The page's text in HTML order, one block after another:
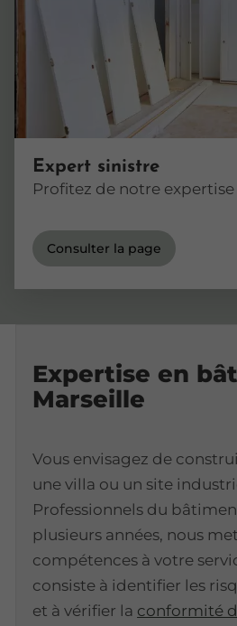
Expert sinistre
Profitez de notre expertise
Consulter la page
Expertise en
Marseille
Vous envisagez de
une villa ou un site
Professionnels du
plusieurs années, nous
compétences à votre
consiste à identifier les
et à vérifier la conformité